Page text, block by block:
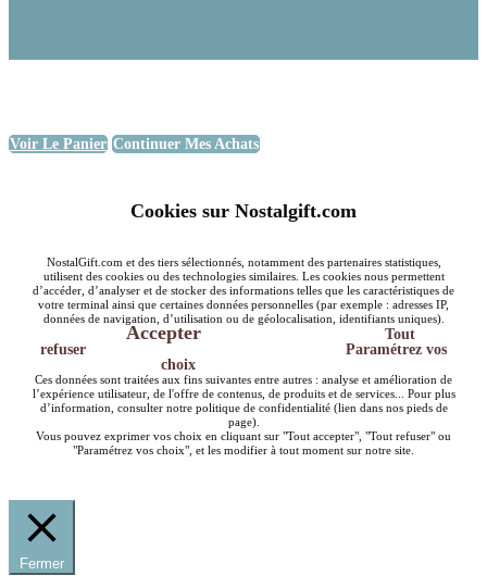
Voir Le Panier Continuer Mes Achats
Cookies sur Nostalgift.com
NostalGift.com et des tiers sélectionnés, notamment des partenaires statistiques,
utilisent des cookies ou des technologies similaires. Les cookies nous permettent
d’accéder, d’analyser et de stocker des informations telles que les caractéristiques de
votre terminal ainsi que certaines données personnelles (par exemple : adresses IP,
données de navigation, d’utilisation ou de géolocalisation, identifiants uniques).
Accepter
Tout
refuser
Paramétrez vos
choix
Ces données sont traitées aux fins suivantes entre autres : analyse et amélioration de
l’expérience utilisateur, de l'offre de contenus, de produits et de services... Pour plus
d’information, consulter notre politique de confidentialité (lien dans nos pieds de
page).
Vous pouvez exprimer vos choix en cliquant sur "Tout accepter", "Tout refuser" ou
"Paramétrez vos choix", et les modifier à tout moment sur notre site.
Fermer